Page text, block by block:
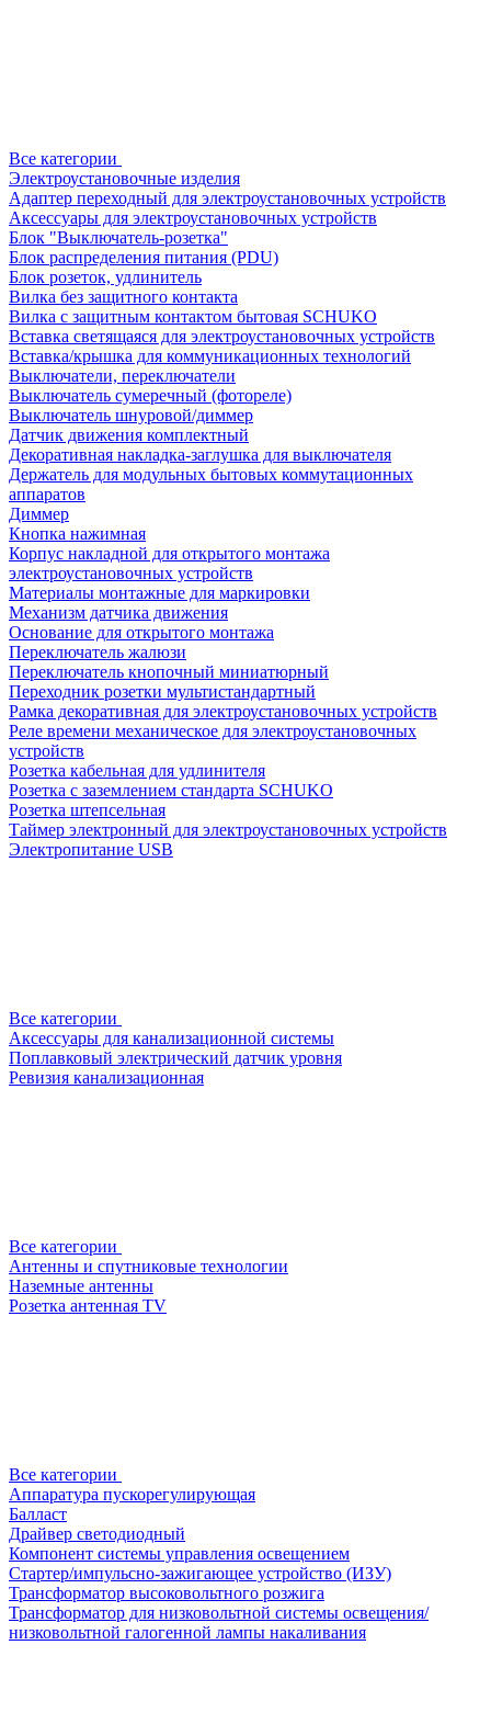
Все категории
Электроустановочные изделия
Адаптер переходный для электроустановочных устройств
Аксессуары для электроустановочных устройств
Блок "Выключатель-розетка"
Блок распределения питания (PDU)
Блок розеток, удлинитель
Вилка без защитного контакта
Вилка с защитным контактом бытовая SCHUKO
Вставка светящаяся для электроустановочных устройств
Вставка/крышка для коммуникационных технологий
Выключатели, переключатели
Выключатель сумеречный (фотореле)
Выключатель шнуровой/диммер
Датчик движения комплектный
Декоративная накладка-заглушка для выключателя
Держатель для модульных бытовых коммутационных
аппаратов
Диммер
Кнопка нажимная
Корпус накладной для открытого монтажа
электроустановочных устройств
Материалы монтажные для маркировки
Механизм датчика движения
Основание для открытого монтажа
Переключатель жалюзи
Переключатель кнопочный миниатюрный
Переходник розетки мультистандартный
Рамка декоративная для электроустановочных устройств
Реле времени механическое для электроустановочных
устройств
Розетка кабельная для удлинителя
Розетка с заземлением стандарта SCHUKO
Розетка штепсельная
Таймер электронный для электроустановочных устройств
Электропитание USB
Все категории
Аксессуары для канализационной системы
Поплавковый электрический датчик уровня
Ревизия канализационная
Все категории
Антенны и спутниковые технологии
Наземные антенны
Розетка антенная TV
Все категории
Аппаратура пускорегулирующая
Балласт
Драйвер светодиодный
Компонент системы управления освещением
Стартер/импульсно-зажигающее устройство (ИЗУ)
Трансформатор высоковольтного розжига
Трансформатор для низковольтной системы освещения/
низковольтной галогенной лампы накаливания